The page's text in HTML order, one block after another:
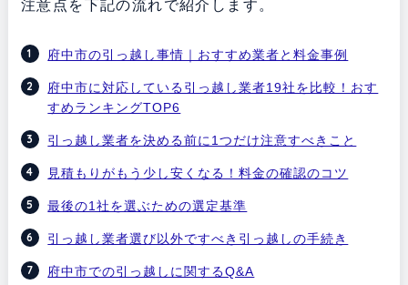
注意点を下記の流れで紹介します。
府中市の引っ越し事情｜おすすめ業者と料金事例
府中市に対応している引っ越し業者19社を比較！おす
すめランキングTOP6
引っ越し業者を決める前に1つだけ注意すべきこと
見積もりがもう少し安くなる！料金の確認のコツ
最後の1社を選ぶための選定基準
引っ越し業者選び以外ですべき引っ越しの手続き
府中市での引っ越しに関するQ&A